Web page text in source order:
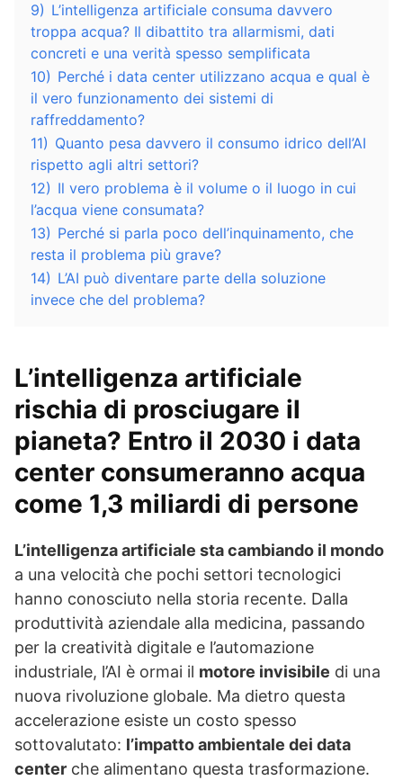
9) L’intelligenza artificiale consuma davvero
troppa acqua? Il dibattito tra allarmismi, dati
concreti e una verità spesso semplificata
10) Perché i data center utilizzano acqua e qual è
il vero funzionamento dei sistemi di
raffreddamento?
11) Quanto pesa davvero il consumo idrico dell’AI
rispetto agli altri settori?
12) Il vero problema è il volume o il luogo in cui
l’acqua viene consumata?
13) Perché si parla poco dell’inquinamento, che
resta il problema più grave?
14) L’AI può diventare parte della soluzione
invece che del problema?
L’intelligenza artificiale
rischia di prosciugare il
pianeta? Entro il 2030 i data
center consumeranno acqua
come 1,3 miliardi di persone
L’intelligenza artificiale sta cambiando il mondo
a una velocità che pochi settori tecnologici
hanno conosciuto nella storia recente. Dalla
produttività aziendale alla medicina, passando
per la creatività digitale e l’automazione
industriale, l’AI è ormai il motore invisibile di una
nuova rivoluzione globale. Ma dietro questa
accelerazione esiste un costo spesso
sottovalutato: l’impatto ambientale dei data
center che alimentano questa trasformazione.